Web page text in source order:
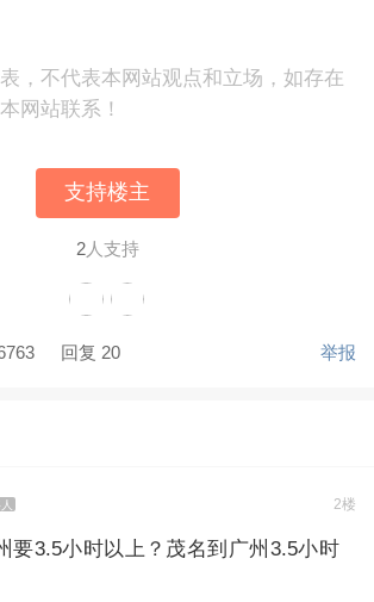
，不代表本网站观点和立场，如存在
网站联系！
支持楼主
2人支持
回复 20 举报
2楼
要3.5小时以上？茂名到广州3.5小时